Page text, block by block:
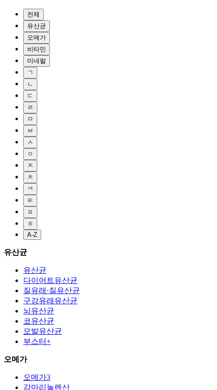
전체
유산균
오메가
비타민
미네랄
ㄱ
ㄴ
ㄷ
ㄹ
ㅁ
ㅂ
ㅅ
ㅇ
ㅈ
ㅊ
ㅋ
ㅌ
ㅍ
ㅎ
A-Z
유산균
유산균
다이어트유산균
질유래·질유산균
구강유래유산균
뇌유산균
코유산균
모발유산균
부스터+
오메가
오메가3
감마리놀렌산